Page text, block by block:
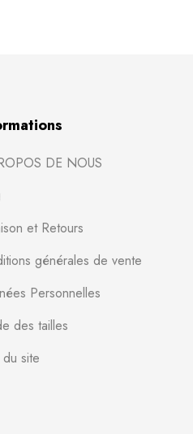
DE NOUS
et Retours
générales de vente
Personnelles
des tailles
du site